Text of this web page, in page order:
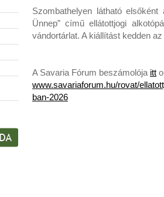
Szombathelyen látható
Ünnep” című ellátottjogi
vándortárlat. A kiállítást kedden
A Savaria Fórum beszámolója itt
www.savariaforum.hu/rovat/
ban-2026